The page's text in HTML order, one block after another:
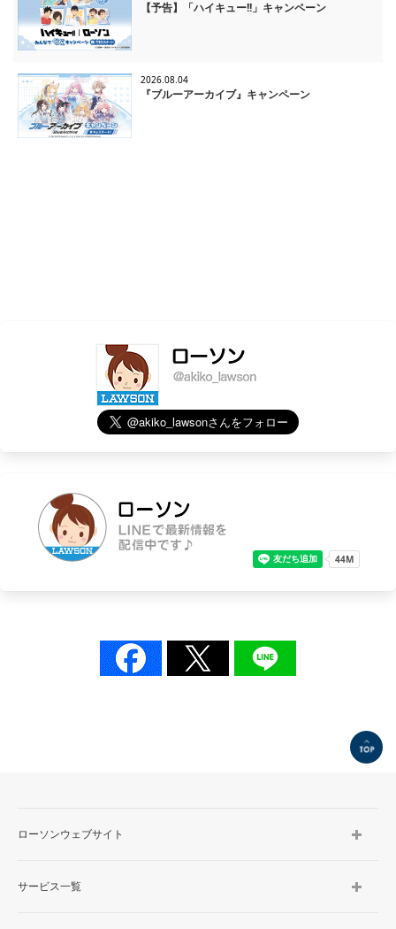
【予告】「ハイキュー!!」キャンペーン
2026.08.04
『ブルーアーカイブ』キャンペーン
ローソンウェブサイト
サービス一覧